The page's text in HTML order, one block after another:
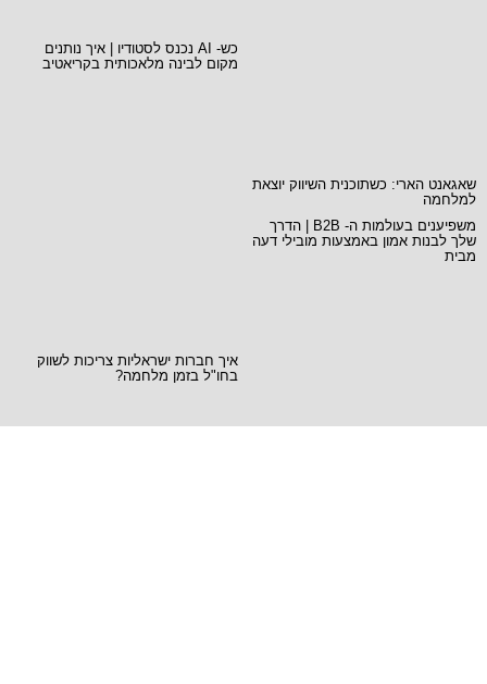
שאגאנט הארי: כשתוכנית השיווק יוצאת
למלחמה
כש- AI נכנס לסטודיו | איך נותנים
מקום לבינה מלאכותית בקריאטיב
משפיענים בעולמות ה- B2B | הדרך
שלך לבנות אמון באמצעות מובילי דעה
מבית
איך חברות ישראליות צריכות לשווק
בחו"ל בזמן מלחמה?